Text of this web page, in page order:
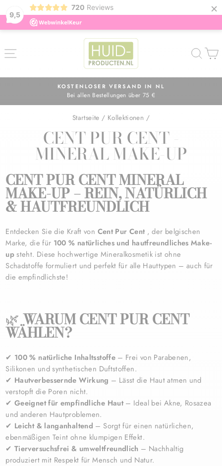
9,5
720 Reviews ×
Inhalt
SEITENNAVIGATION
Pause
KOSTENLOSER VERSAND IN NL
Bei allen Bestellungen über 75 €
Startseite / Kollektionen /
CENT PUR CENT -
MINERAL MAKE-UP
CENT PUR CENT MINERAL
MAKE-UP – REIN, NATÜRLICH
& HAUTFREUNDLICH
Entdecken Sie die Kraft von Cent Pur Cent , der belgischen
Marke, die für 100 % natürliches und hautfreundliches Make-
upsteht. Diese hochwertige Mineralkosmetik ist ohne
Schadstoffe formuliert und perfekt für alle Hauttypen – auch für
die empfindlichste!
🌿WARUM CENT PUR CENT
WÄHLEN?
✔ 100 % natürliche Inhaltsstoffe – Frei von Parabenen,
Silikonen und synthetischen Duftstoffen.
✔ Hautverbessernde Wirkung – Lässt die Haut atmen und
verstopft die Poren nicht.
✔ Geeignet für empfindliche Haut – Ideal bei Akne, Rosazea
und anderen Hautproblemen.
✔ Leicht & langanhaltend – Sorgt für einen natürlichen,
ebenmäßigen Teint ohne klumpigen Effekt.
✔ Tierversuchsfrei & umweltfreundlich – Nachhaltig
produziert mit Respekt für Mensch und Natur.